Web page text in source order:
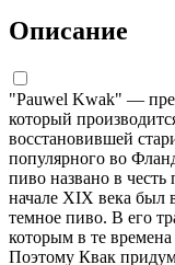
Описание
"Pauwel Kwak" —
который
восстановившей
популярного во
пиво названо в
начале XIX века был
темное пиво. В его
которым в те времена
Поэтому Квак